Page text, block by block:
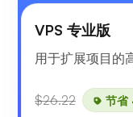
VPS 专业版
用于扩展项目的
$26.22 节